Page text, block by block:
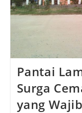
Pantai
Surga
yang